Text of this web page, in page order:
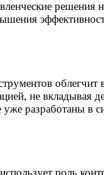
решения
облегчит
не вкладывая
разработаны в
роль